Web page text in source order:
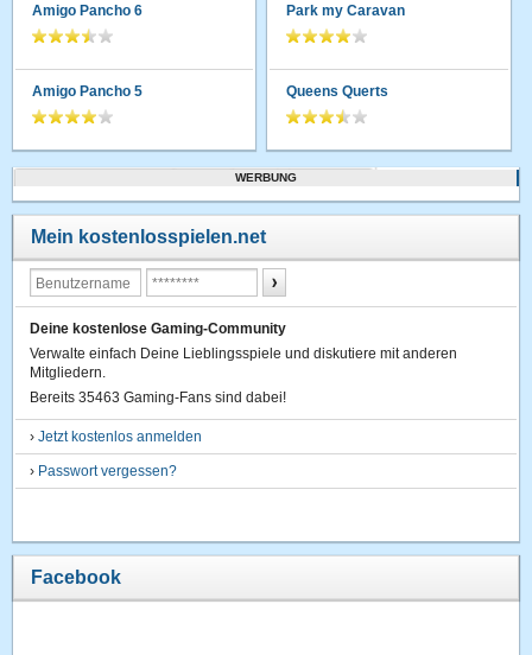
Amigo Pancho 6
Amigo Pancho 5
Park my Caravan
Queens Querts
WERBUNG
Mein kostenlosspielen.net
Deine kostenlose Gaming-Community
Verwalte einfach Deine Lieblingsspiele und diskutiere mit anderen
Mitgliedern.
Bereits 35463 Gaming-Fans sind dabei!
›Jetzt kostenlos anmelden
› Passwort vergessen?
Facebook